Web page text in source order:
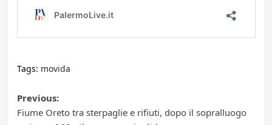
Tags: movida
Post
Previous:
Fiume Oreto tra sterpaglie e rifiuti, dopo il sopralluogo